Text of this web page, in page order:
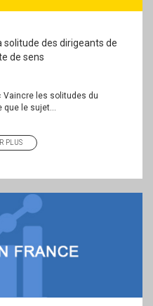
solitude des dirigeants de
de sens
Vaincre les solitudes du
que le sujet...
PLUS